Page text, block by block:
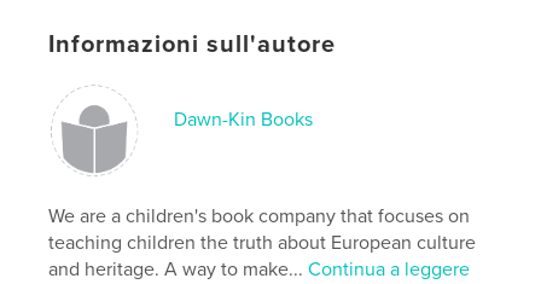
LinguaEnglish
european heritage history
Informazioni sull'autore
Dawn-Kin Books
We are a children's book company that focuses on
teaching children the truth about European culture
and heritage. A way to make...Continua a leggere